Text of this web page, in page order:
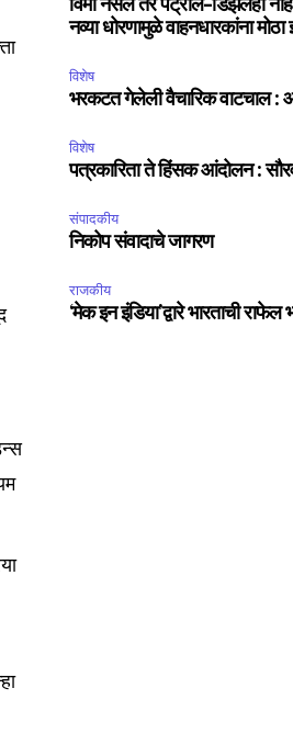
विमा नसेल तर पेट्रोल-डिझेलही
नव्या धोरणामुळे वाहनधारकांना मोठा
विशेष
भरकटत गेलेली वैचारिक वाटचाल :
विशेष
पत्रकारिता ते हिंसक आंदोलन :
संपादकीय
निकोप संवादाचे जागरण
राजकीय
‘मेक इन इंडिया’द्वारे भारताची राफेल